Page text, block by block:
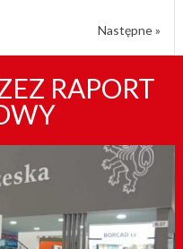
Następne »
RAPORT